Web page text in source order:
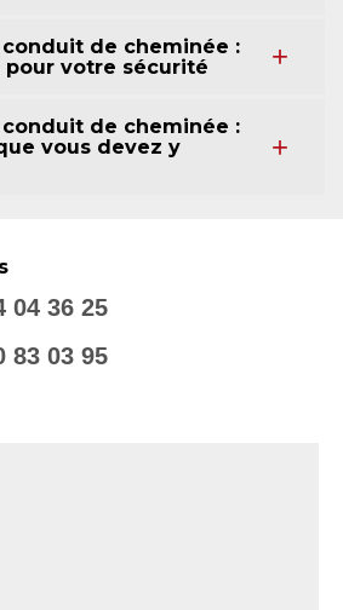
de cheminée :
votre sécurité
de cheminée :
vous devez y
04 36 25
83 03 95